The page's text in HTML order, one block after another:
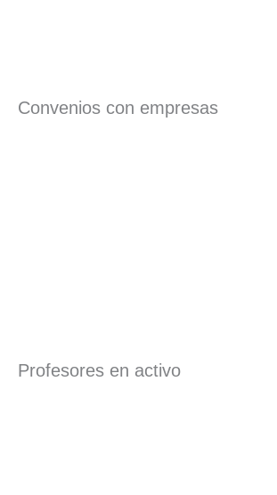
Convenios con empresas
Profesores en activo